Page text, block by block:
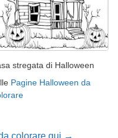
stregata di Halloween
Pagine Halloween da